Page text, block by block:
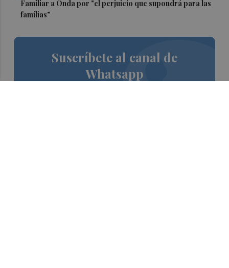
Familiar a Onda por "el perjuicio que supondrá para las
familias"
Suscríbete al canal de
Whatsapp